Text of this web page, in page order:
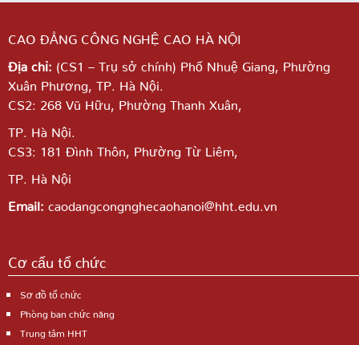
CAO ĐẲNG CÔNG NGHỆ CAO HÀ NỘI
Địa chỉ: (CS1 – Trụ sở chính) Phố Nhuệ Giang, Phường
Xuân Phương, TP. Hà Nội.
CS2: 268 Vũ Hữu, Phường Thanh Xuân,
TP. Hà Nội.
CS3: 181 Đình Thôn, Phường Từ Liêm,
TP. Hà Nội
Email: caodangcongnghecaohanoi@hht.edu.vn
Cơ cấu tổ chức
Sơ đồ tổ chức
Phòng ban chức năng
Trung tâm HHT